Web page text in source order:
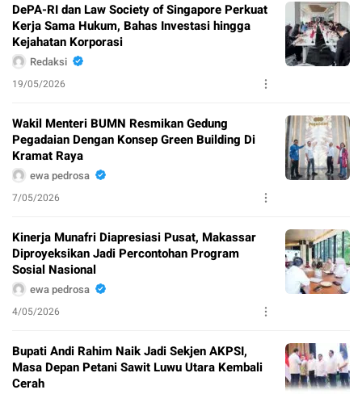
DePA-RI dan Law Society of Singapore Perkuat
Kerja Sama Hukum, Bahas Investasi hingga
Kejahatan Korporasi
Redaksi
19/05/2026
Wakil Menteri BUMN Resmikan Gedung
Pegadaian Dengan Konsep Green Building Di
Kramat Raya
ewa pedrosa
7/05/2026
Kinerja Munafri Diapresiasi Pusat, Makassar
Diproyeksikan Jadi Percontohan Program
Sosial Nasional
ewa pedrosa
4/05/2026
Bupati Andi Rahim Naik Jadi Sekjen AKPSI,
Masa Depan Petani Sawit Luwu Utara Kembali
Cerah